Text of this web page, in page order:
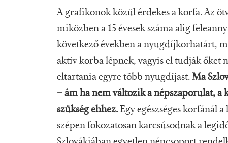
A grafikonok közül érdekes a korfa. Az
miközben a 15 évesek száma alig
következő években a nyugdíjkorhatárt,
aktív korba lépnek, vagyis el tudják őket
eltartania egyre több nyugdíjast. Ma
– ám ha nem változik a népszaporulat, a
szükség ehhez. Egy egészséges korfánál
szépen fokozatosan karcsúsodnak a